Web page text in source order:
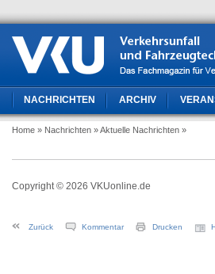
NACHRICHTEN ARCHIV
Home » Nachrichten » Aktuelle Nachrichten »
Copyright © 2026 VKUonline.de
Zurück Kommentar Drucken